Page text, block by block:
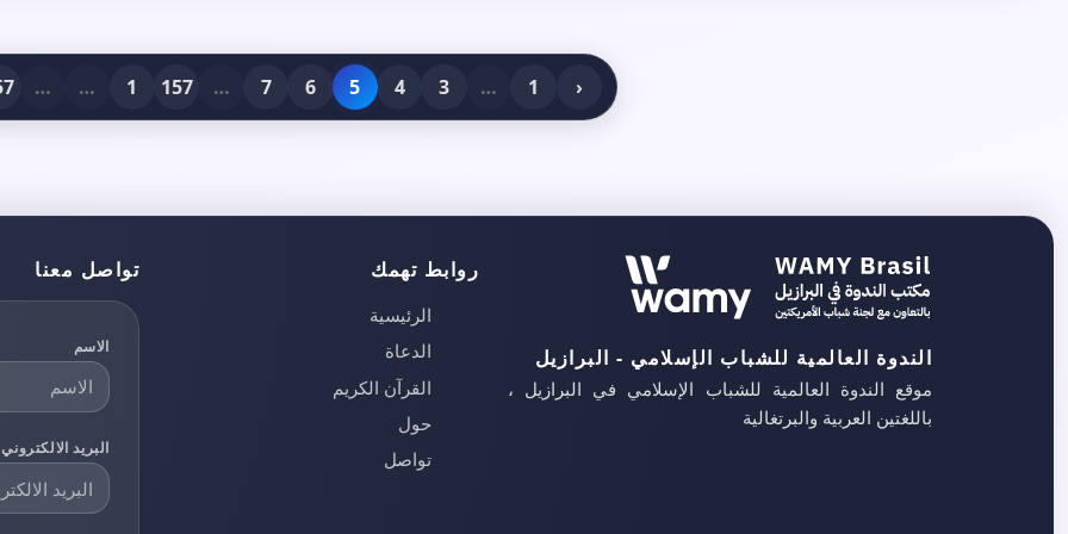
‹
1
…
3
4
5
6
7
…
157
1
…
…
الندوة العالمية للشباب الإسلامي - البرازيل
موقع الندوة العالمية للشباب الإسلامي في البرازيل ،
باللغتين العربية والبرتغالية
روابط تهمك
الرئيسية
الدعاة
القرآن الكريم
حول
تواصل
تواصل معنا
الاسم
البريد الالكتروني